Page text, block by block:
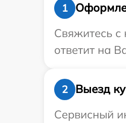
1
Свяжитесь с
ответит на
2
Выезд
Сервисный